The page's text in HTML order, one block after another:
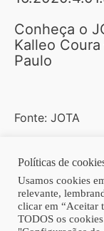
Conheça o
Kalleo
Paulo
Fonte: JOTA
Copyright
Políticas de
Usamos cookies
relevante,
clicar em “Aceitar
TODOS os